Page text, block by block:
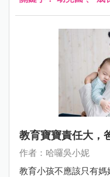
教育寶寶責任大，
作者：哈囉吳小妮
教育小孩不應該只有